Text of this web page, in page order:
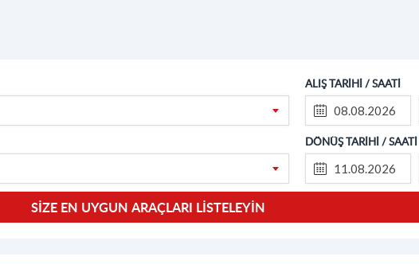
ALIŞ TARİHİ / SAATİ
DÖNÜŞ TARİHİ / SAATİ